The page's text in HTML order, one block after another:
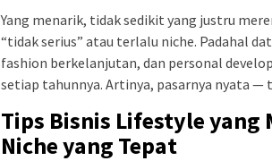
Yang menarik, tidak sedikit yang justru
“tidak serius” atau terlalu niche. Padahal
fashion berkelanjutan, dan personal
setiap tahunnya. Artinya, pasarnya nyata
Tips Bisnis Lifestyle
Niche yang Tepat